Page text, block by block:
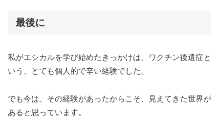
最後に
私がエシカルを学び始めたきっかけは、ワクチン後遺症と
いう、とても個人的で辛い経験でした。
でも今は、その経験があったからこそ、見えてきた世界が
あると思っています。